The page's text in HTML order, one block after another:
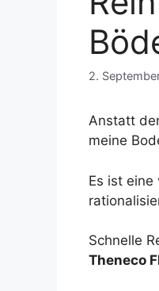
2.
Anstatt
meine
Es ist
Schnelle
Theneco